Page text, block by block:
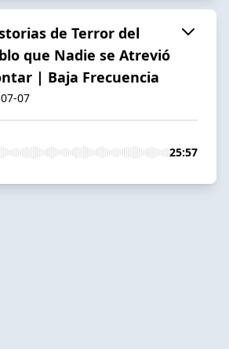
de Terror del
que Nadie se Atrevió
| Baja Frecuencia
07
25:57